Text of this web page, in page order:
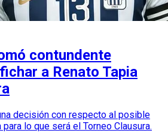
contundente
a Renato Tapia
decisión con respecto al posible
lo que será el Torneo Clausura.